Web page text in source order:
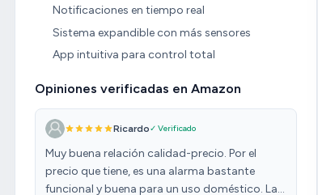
Notificaciones en tiempo real
Sistema expandible con más sensores
App intuitiva para control total
Opiniones verificadas en Amazon
Ricardo✓ Verificado
Muy buena relación calidad-precio. Por el
precio que tiene, es una alarma bastante
funcional y buena para un uso doméstico. La